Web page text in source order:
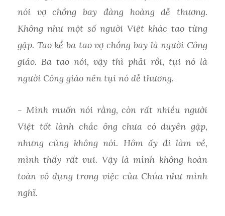
nói vợ chồng bay đàng hoàng dễ thương.
Không như một số người Việt khác tao từng
gặp. Tao kể ba tao vợ chồng bay là người Công
giáo. Ba tao nói, vậy thì phải rồi, tụi nó là
người Công giáo nên tụi nó dễ thương.
- Mình muốn nói rằng, còn rất nhiều người
Việt tốt lành chắc ông chưa có duyên gặp,
nhưng cũng không nói. Hôm ấy đi làm về,
mình thấy rất vui. Vậy là mình không hoàn
toàn vô dụng trong việc của Chúa như mình
nghĩ.